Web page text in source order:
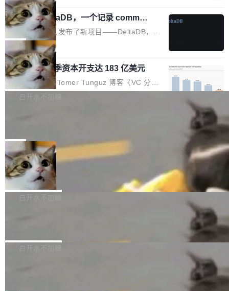
Workers 和 Durable Objects 的守护进程。 设
计思路很直接：每个对象是一个独立的 SQLite
数据库，按名称寻址，复制到你自己的 S3 兼容
存储库里。节点之间只通过这个存储库协调——
没有控制平面，没有共识协议。每个对象自带一
个小型数据库，应用天然按分片构建，单个数据
库的竞争和爆炸半径问题在设计层面就被消除
了。 闲置的 cell 会休眠到几乎不占资源。当 cel
Zed 推出 DeltaDB，一个记录 commit
之间所有操作的版本控制系统
Zed 编辑器团队发布了新项目——DeltaDB，一
个在 git commit 之间记录每一次编辑操作的版
本控制系统。目前处于 Early Access 阶段。 De
ltaDB 的核心思路直接写在 landing page 最显
眼的位置：「Software is made between com
mits」——软件是在 commit 之间写出来的。git
是把这段空隙补上。 回退到任何一次编辑：Delt
aDB 捕获 commit 之间的每一次操作，...
局
SpaceXAI 单季资本开支达 183 亿美元
根据风险投资人Tomer Tunguz 博客（VC 分
析）披露的最新分析与第二季度业绩报告，Spac
微软同期总资本开支的四成。 与亚马逊、Alpha
bet、微软以及 Meta 等传统科技巨头相比，Spa
ceXAI的资金消耗速度尤为引人瞩目。然而，支
撑庞大支出的资金来源却呈现出截然不同的面
貌。数据显示，微软和 Meta 主要依托充沛的经
白开水不加糖
一个在终端里运行的编程 agent；Muse Spark
1.2，驱动这个 agent 的新模型。一句话概括：
你可以用 curl -fsSL https://dev.meta.ai/install.
sh | bash 安装一个能在大项目里自动规划、写
代码、验证结果的 AI 终端工具。 据介绍，Muse
个主 agent 循环，外加一组后台 agent。这些后
局
美团开源 LoHoSearch，用知识图谱校
准 AI 能力认知
机器出题的前提，是让机器拥有全局视野。整个
构建流程可以分为四个环节：建图 → 控制难度
白开水不加糖
库，并将作为transport接入Mooncake TENT。
白开水不加糖